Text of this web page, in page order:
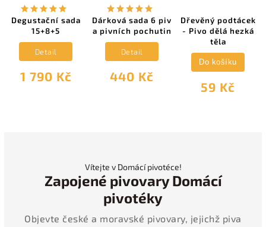
Degustační sada
15+8+5
1 790 Kč
Detail
Dárková sada 6 piv
a pivních pochutin
440 Kč
Detail
Dřevěný podtácek
- Pivo dělá hezká
těla
59 Kč
Do košíku
Vítejte v Domácí pivotéce!
Zapojené pivovary Domácí
pivotéky
Objevte české a moravské pivovary, jejichž piva